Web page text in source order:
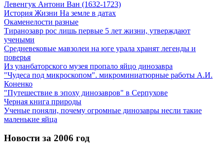
Левенгук Антони Ван (1632-1723)
История Жизни На земле в датах
Окаменелости разные
Тиранозавр рос лишь первые 5 лет жизни, утверждают
учеными
Средневековые мавзолеи на юге урала хранят легенды и
поверья
Из уланбаторского музея пропало яйцо динозавра
"Чудеса под микроскопом". микроминиатюрные работы А.И.
Коненко
"Путешествие в эпоху динозавров" в Серпухове
Черная книга природы
Ученые поняли, почему огромные динозавры несли такие
маленькие яйца
Новости за 2006 год